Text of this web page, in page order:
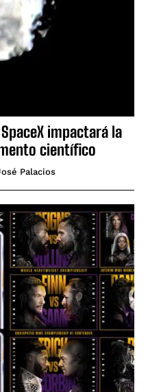
impactará la
científico
Palacios